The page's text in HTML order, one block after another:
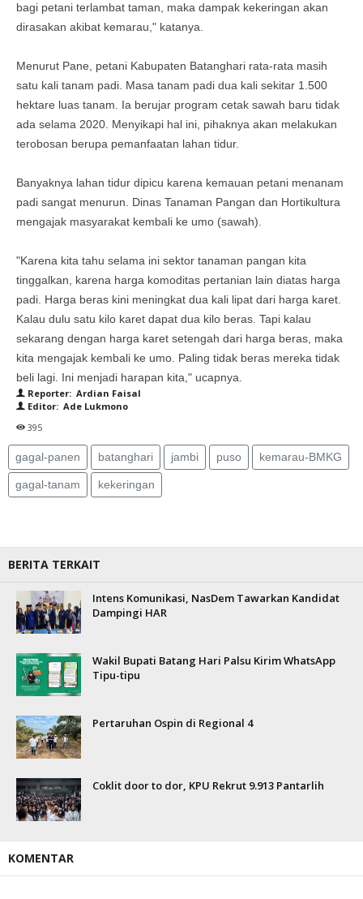
bagi petani terlambat taman, maka dampak kekeringan akan
dirasakan akibat kemarau," katanya.
Menurut Pane, petani Kabupaten Batanghari rata-rata masih
satu kali tanam padi. Masa tanam padi dua kali sekitar 1.500
hektare luas tanam. Ia berujar program cetak sawah baru tidak
ada selama 2020. Menyikapi hal ini, pihaknya akan melakukan
terobosan berupa pemanfaatan lahan tidur.
Banyaknya lahan tidur dipicu karena kemauan petani menanam
padi sangat menurun. Dinas Tanaman Pangan dan Hortikultura
mengajak masyarakat kembali ke umo (sawah).
"Karena kita tahu selama ini sektor tanaman pangan kita
tinggalkan, karena harga komoditas pertanian lain diatas harga
padi. Harga beras kini meningkat dua kali lipat dari harga karet.
Kalau dulu satu kilo karet dapat dua kilo beras. Tapi kalau
sekarang dengan harga karet setengah dari harga beras, maka
kita mengajak kembali ke umo. Paling tidak beras mereka tidak
beli lagi. Ini menjadi harapan kita," ucapnya.
Reporter: Ardian Faisal
Editor: Ade Lukmono
395
gagal-panen batanghari jambi puso kemarau-BMKG
gagal-tanam kekeringan
BERITA TERKAIT
Intens Komunikasi, NasDem Tawarkan Kandidat
Dampingi HAR
Wakil Bupati Batang Hari Palsu Kirim WhatsApp
Tipu-tipu
Pertaruhan Ospin di Regional 4
Coklit door to dor, KPU Rekrut 9.913 Pantarlih
KOMENTAR